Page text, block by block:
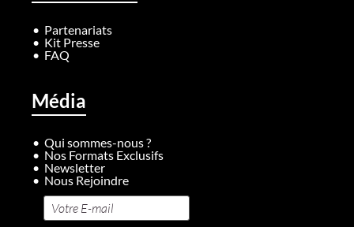
Partenariats
Kit Presse
FAQ
Média
Qui sommes-nous ?
Nos Formats Exclusifs
Newsletter
Nous Rejoindre